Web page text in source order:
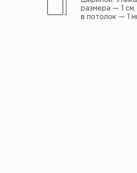
размера — 1 см,
в потолок — 1